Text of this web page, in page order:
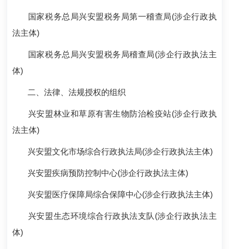
国家税务总局兴安盟税务局第一稽查局(涉企行政执
法主体)
国家税务总局兴安盟税务局稽查局(涉企行政执法主
体)
二、法律、法规授权的组织
兴安盟林业和草原有害生物防治检疫站(涉企行政执
法主体)
兴安盟文化市场综合行政执法局(涉企行政执法主体)
兴安盟疾病预防控制中心(涉企行政执法主体)
兴安盟医疗保障局综合保障中心(涉企行政执法主体)
兴安盟生态环境综合行政执法支队(涉企行政执法主
体)